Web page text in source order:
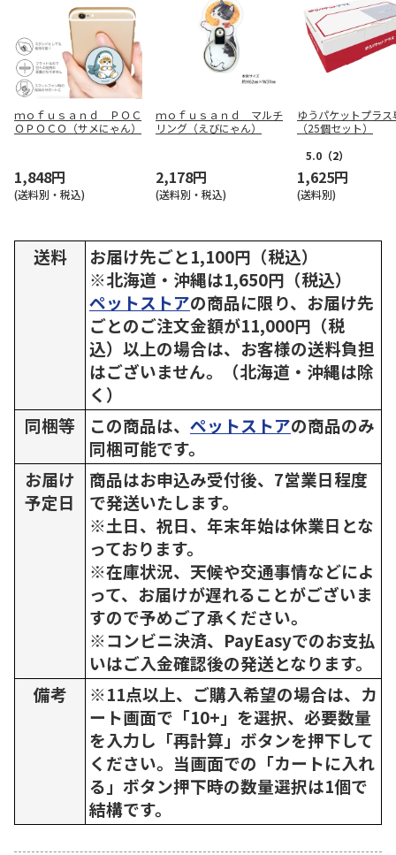
ｍｏｆｕｓａｎｄ ＰＯＣ
ＯＰＯＣＯ（サメにゃん）
1,848円
(送料別・税込)
ｍｏｆｕｓａｎｄ マルチ
リング（えびにゃん）
2,178円
(送料別・税込)
ゆうパケットプラス
（25個セット）
5.0 （2）
1,625円
(送料別)
送料
お届け先ごと1,100円（税込）
※北海道・沖縄は1,650円（税込）
ペットストアの商品に限り、お届け先
ごとのご注文金額が11,000円（税
込）以上の場合は、お客様の送料負担
はございません。（北海道・沖縄は除
く）
同梱等
この商品は、 ペットストアの商品のみ
同梱可能です。
お届け
予定日
商品はお申込み受付後、7営業日程度
で発送いたします。
※土日、祝日、年末年始は休業日とな
っております。
※在庫状況、天候や交通事情などによ
って、お届けが遅れることがございま
すので予めご了承ください。
※コンビニ決済、PayEasyでのお支払
いはご入金確認後の発送となります。
備考
※11点以上、ご購入希望の場合は、カ
ート画面で「10+」を選択、必要数量
を入力し「再計算」ボタンを押下して
ください。当画面での「カートに入れ
る」ボタン押下時の数量選択は1個で
結構です。